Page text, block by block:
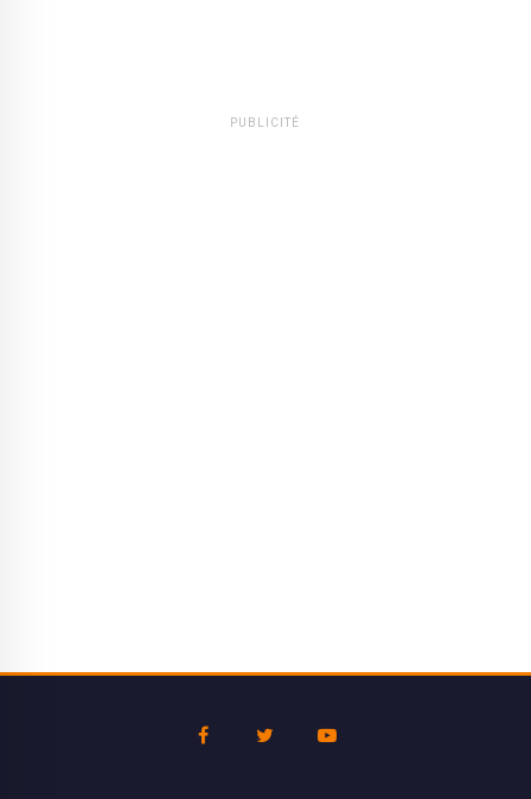
PUBLICITÉ